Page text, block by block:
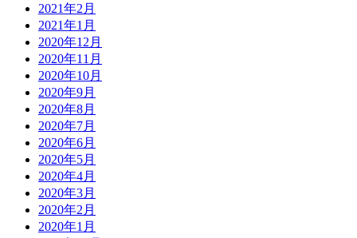
2021年2月
2021年1月
2020年12月
2020年11月
2020年10月
2020年9月
2020年8月
2020年7月
2020年6月
2020年5月
2020年4月
2020年3月
2020年2月
2020年1月